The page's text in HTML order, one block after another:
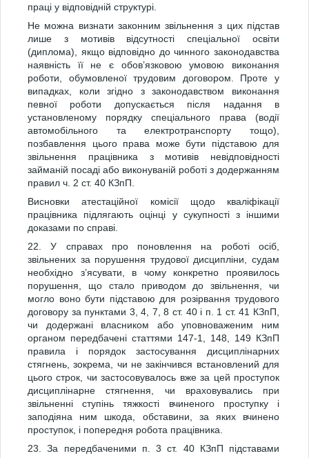
праці у відповідній структурі.
Не можна визнати законним звільнення з цих підстав
лише з мотивів відсутності спеціальної освіти
(диплома), якщо відповідно до чинного законодавства
наявність її не є обов’язковою умовою виконання
роботи, обумовленої трудовим договором. Проте у
випадках, коли згідно з законодавством виконання
певної роботи допускається після надання в
установленому порядку спеціального права (водії
автомобільного та електротранспорту тощо),
позбавлення цього права може бути підставою для
звільнення працівника з мотивів невідповідності
займаній посаді або виконуваній роботі з додержанням
правил ч. 2 ст. 40 КЗпП.
Висновки атестаційної комісії щодо кваліфікації
працівника підлягають оцінці у сукупності з іншими
доказами по справі.
22. У справах про поновлення на роботі осіб,
звільнених за порушення трудової дисципліни, судам
необхідно з’ясувати, в чому конкретно проявилось
порушення, що стало приводом до звільнення, чи
могло воно бути підставою для розірвання трудового
договору за пунктами 3, 4, 7, 8 ст. 40 і п. 1 ст. 41 КЗпП,
чи додержані власником або уповноваженим ним
органом передбачені статтями 147-1, 148, 149 КЗпП
правила і порядок застосування дисциплінарних
стягнень, зокрема, чи не закінчився встановлений для
цього строк, чи застосовувалось вже за цей проступок
дисциплінарне стягнення, чи враховувались при
звільненні ступінь тяжкості вчиненого проступку і
заподіяна ним шкода, обставини, за яких вчинено
проступок, і попередня робота працівника.
23. За передбаченими п. 3 ст. 40 КЗпП підставами